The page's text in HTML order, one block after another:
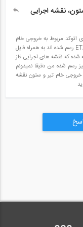
ستون ها، مدرس
از کلیه نکات اجرایی
بر بررسی تک تک
آیتم های زیر، را که
نمونه قراردادهای
نقشه اجرایی
اتوکد مربوط به خروجی خام
ستون ها و تیر ها که با نرم افزار ETABS mate رسم شده اند به همراه فایل
شده که نقشه های اجرایی فاز
رسم شده من دقیقا نمیدونم
خام تیر و ستون نقشه